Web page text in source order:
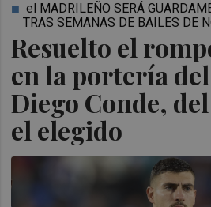
Resuelto el
en la portería
Diego Conde,
el elegido
el MADRILEÑO SERÁ
TRAS SEMANAS DE BAILES DE